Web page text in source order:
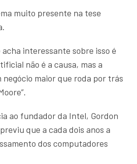
muito presente na tese
interessante sobre isso é
não é a causa, mas a
negócio maior que roda por trás
ao fundador da Intel, Gordon
que a cada dois anos a
dos computadores